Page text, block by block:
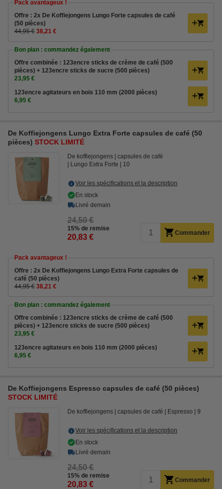
Pack avantageux !
Offre : 2x De Koffiejongens Lungo Forte capsules de café
(50 pièces)
44,95 € 38,21 €
Bon plan : commandez également
Offre combinée : 123encre sticks de crème de café (500
pièces) + 123encre sticks de sucre (500 pièces)
23,95 €
123encre agitateurs en bois 110 mm (2000 pièces)
6,95 €
De Koffiejongens Lungo Extra Forte capsules de café (50
pièces) STOCK LIMITÉ
De koffiejongens
capsules de café
Lungo Extra Forte
10
Voir les spécifications et la description
En stock
Livré demain
24,50 €
15% de remise
20,83 € Commander
Pack avantageux !
Offre : 2x De Koffiejongens Lungo Extra Forte capsules de
café (50 pièces)
44,95 € 38,21 €
Bon plan : commandez également
Offre combinée : 123encre sticks de crème de café (500
pièces) + 123encre sticks de sucre (500 pièces)
23,95 €
123encre agitateurs en bois 110 mm (2000 pièces)
6,95 €
De Koffiejongens Espresso capsules de café (50 pièces)
STOCK LIMITÉ
De koffiejongens capsules de café Espresso 9
Voir les spécifications et la description
En stock
Livré demain
24,50 €
15% de remise
20,83 € Commander